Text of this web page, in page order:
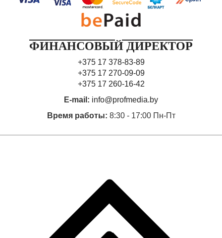
ФИНАНСОВЫЙ ДИРЕКТОР
+375 17 378-83-89
+375 17 270-09-09
+375 17 260-16-42
E-mail: info@profmedia.by
Время работы: 8:30 - 17:00 Пн-Пт